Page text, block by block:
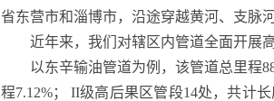
省东营市和淄博市，沿途穿越黄河、支脉
近年来，我们对辖区内管道全面开展
以东辛输油管道为例，该管道总里程
程7.12%； II级高后果区管段14处，共计